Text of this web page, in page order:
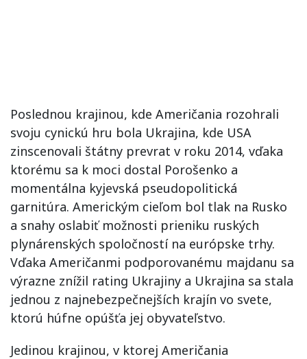
Poslednou krajinou, kde Američania rozohrali
svoju cynickú hru bola Ukrajina, kde USA
zinscenovali štátny prevrat v roku 2014, vďaka
ktorému sa k moci dostal Porošenko a
momentálna kyjevská pseudopolitická
garnitúra. Americkým cieľom bol tlak na Rusko
a snahy oslabiť možnosti prieniku ruských
plynárenských spoločností na európske trhy.
Vďaka Američanmi podporovanému majdanu sa
výrazne znížil rating Ukrajiny a Ukrajina sa stala
jednou z najnebezpečnejších krajín vo svete,
ktorú húfne opúšťa jej obyvateľstvo.
Jedinou krajinou, v ktorej Američania